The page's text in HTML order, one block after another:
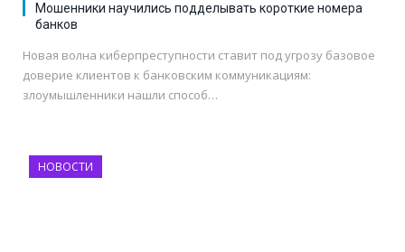
Мошенники научились подделывать короткие номера
банков
Новая волна киберпреступности ставит под угрозу базовое
доверие клиентов к банковским коммуникациям:
злоумышленники нашли способ…
НОВОСТИ